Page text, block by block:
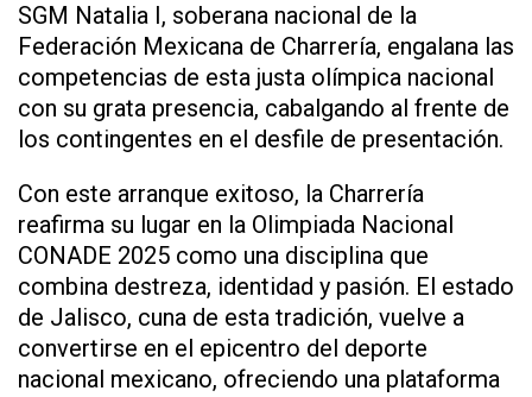
SGM Natalia I, soberana nacional de la
Federación Mexicana de Charrería, engalana las
competencias de esta justa olímpica nacional
con su grata presencia, cabalgando al frente de
los contingentes en el desfile de presentación.
Con este arranque exitoso, la Charrería
reafirma su lugar en la Olimpiada Nacional
CONADE 2025 como una disciplina que
combina destreza, identidad y pasión. El estado
de Jalisco, cuna de esta tradición, vuelve a
convertirse en el epicentro del deporte
nacional mexicano, ofreciendo una plataforma